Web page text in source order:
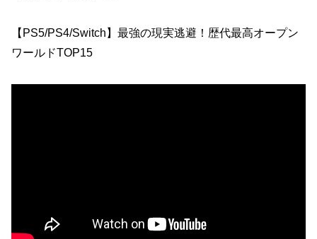
【PS5/PS4/Switch】最強の現実逃避！歴代最高オープン
ワールドTOP15